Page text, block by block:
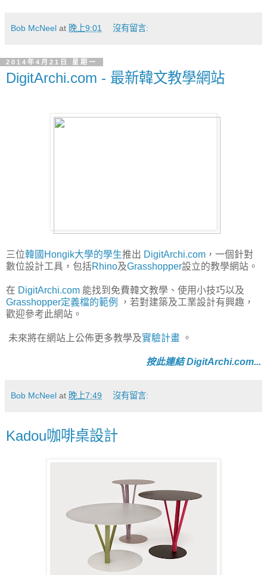
Bob McNeel at 晚上9:01 沒有留言:
2014年4月21日 星期一
DigitArchi.com - 最新韓文教學網站
三位韓國Hongik大學的學生推出 DigitArchi.com ，一個針對
數位設計工具，包括Rhino及Grasshopper設立的教學網站。
在 DigitArchi.com 能找到免費韓文教學、使用小技巧以及
Grasshopper定義檔的範例
，若對建築及工業設計有興趣，
歡迎參考此網站。
未來將在網站上公佈更多教學及實驗計畫 。
按此連結 DigitArchi.com...
Bob McNeel at 晚上7:49 沒有留言:
Kadou咖啡桌設計